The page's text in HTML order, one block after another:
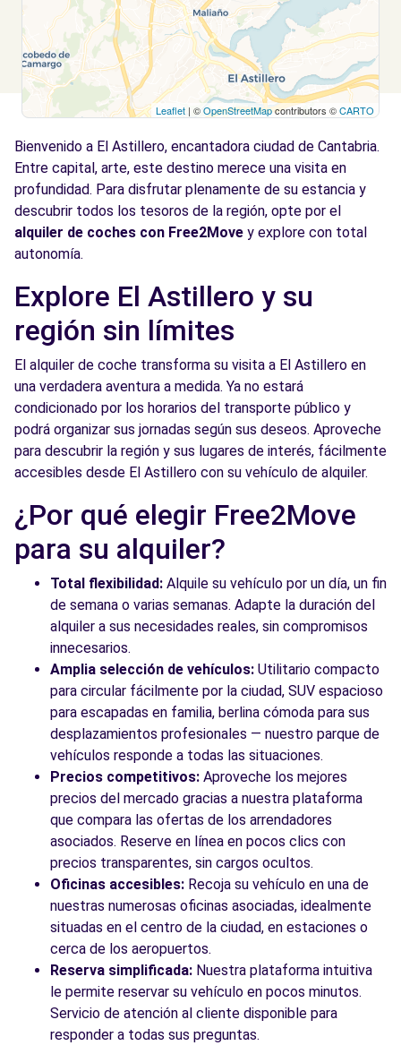
Leaflet | ©OpenStreetMapcontributors ©CARTO
Bienvenido a El Astillero, encantadora ciudad de Cantabria.
Entre capital, arte, este destino merece una visita en
profundidad. Para disfrutar plenamente de su estancia y
descubrir todos los tesoros de la región, opte por el
alquiler de coches con Free2Move y explore con total
autonomía.
Explore El Astillero y su
región sin límites
El alquiler de coche transforma su visita a El Astillero en
una verdadera aventura a medida. Ya no estará
condicionado por los horarios del transporte público y
podrá organizar sus jornadas según sus deseos. Aproveche
para descubrir la región y sus lugares de interés, fácilmente
accesibles desde El Astillero con su vehículo de alquiler.
¿Por qué elegir Free2Move
para su alquiler?
Total flexibilidad: Alquile su vehículo por un día, un fin
de semana o varias semanas. Adapte la duración del
alquiler a sus necesidades reales, sin compromisos
innecesarios.
Amplia selección de vehículos: Utilitario compacto
para circular fácilmente por la ciudad, SUV espacioso
para escapadas en familia, berlina cómoda para sus
desplazamientos profesionales — nuestro parque de
vehículos responde a todas las situaciones.
Precios competitivos: Aproveche los mejores
precios del mercado gracias a nuestra plataforma
que compara las ofertas de los arrendadores
asociados. Reserve en línea en pocos clics con
precios transparentes, sin cargos ocultos.
Oficinas accesibles: Recoja su vehículo en una de
nuestras numerosas oficinas asociadas, idealmente
situadas en el centro de la ciudad, en estaciones o
cerca de los aeropuertos.
Reserva simplificada: Nuestra plataforma intuitiva
le permite reservar su vehículo en pocos minutos.
Servicio de atención al cliente disponible para
responder a todas sus preguntas.